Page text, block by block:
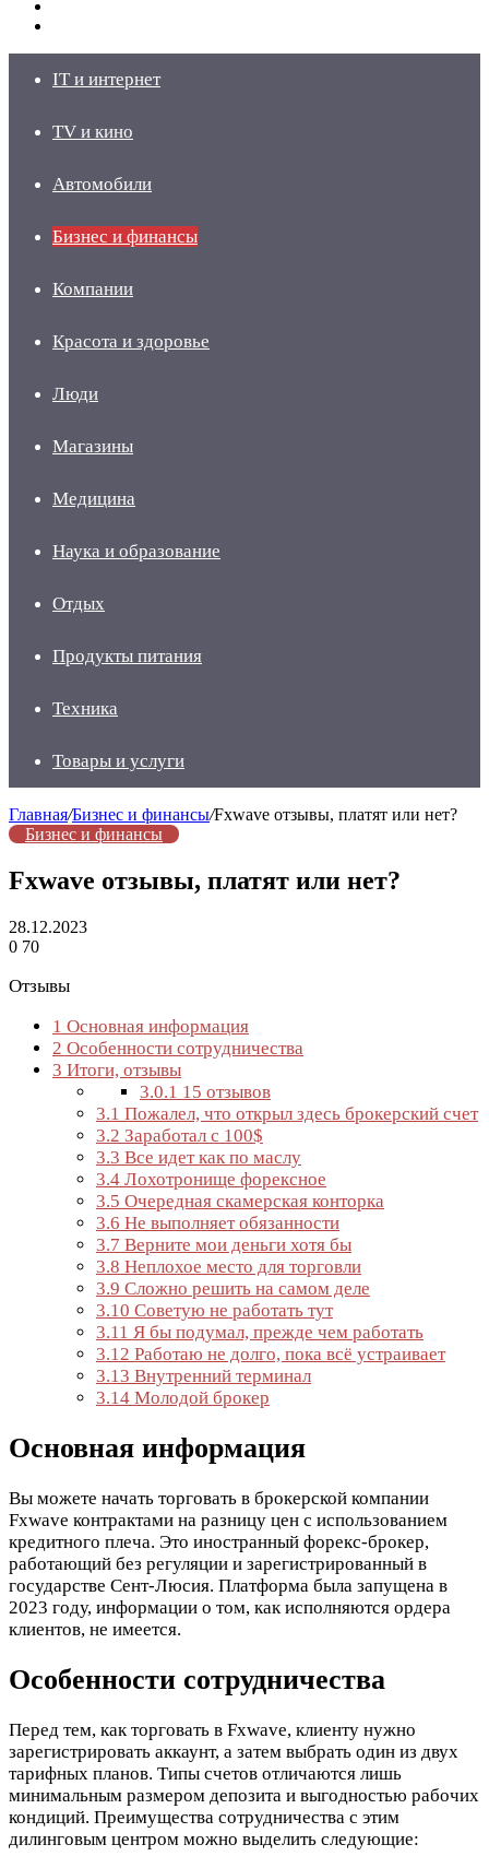
IT и интернет
TV и кино
Автомобили
Бизнес и финансы
Компании
Красота и здоровье
Люди
Магазины
Медицина
Наука и образование
Отдых
Продукты питания
Техника
Товары и услуги
Главная/Бизнес и финансы/Fxwave отзывы, платят или нет?
Бизнес и финансы
Fxwave отзывы, платят или нет?
28.12.2023
0 70
Отзывы
1 Основная информация
2 Особенности сотрудничества
3 Итоги, отзывы
3.0.1 15 отзывов
3.1 Пожалел, что открыл здесь брокерский счет
3.2 Заработал с 100$
3.3 Все идет как по маслу
3.4 Лохотронище форексное
3.5 Очередная скамерская конторка
3.6 Не выполняет обязанности
3.7 Верните мои деньги хотя бы
3.8 Неплохое место для торговли
3.9 Сложно решить на самом деле
3.10 Советую не работать тут
3.11 Я бы подумал, прежде чем работать
3.12 Работаю не долго, пока всё устраивает
3.13 Внутренний терминал
3.14 Молодой брокер
Основная информация
Вы можете начать торговать в брокерской компании
Fxwave контрактами на разницу цен с использованием
кредитного плеча. Это иностранный форекс-брокер,
работающий без регуляции и зарегистрированный в
государстве Сент-Люсия. Платформа была запущена в
2023 году, информации о том, как исполняются ордера
клиентов, не имеется.
Особенности сотрудничества
Перед тем, как торговать в Fxwave, клиенту нужно
зарегистрировать аккаунт, а затем выбрать один из двух
тарифных планов. Типы счетов отличаются лишь
минимальным размером депозита и выгодностью рабочих
кондиций. Преимущества сотрудничества с этим
дилинговым центром можно выделить следующие: